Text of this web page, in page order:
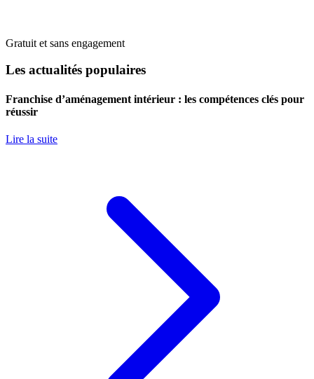
Gratuit et sans engagement
Les actualités populaires
Franchise d’aménagement intérieur : les compétences clés pour
réussir
Lire la suite